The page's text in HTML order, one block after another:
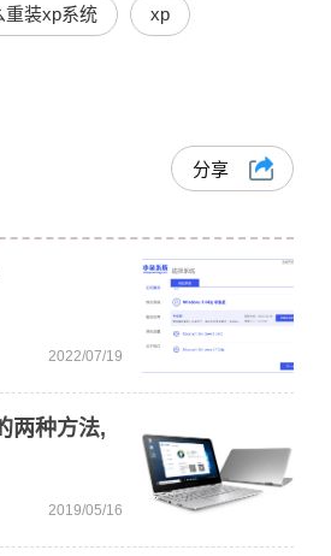
重装xp系统 xp
分享
2022/07/19
两种方法,
2019/05/16